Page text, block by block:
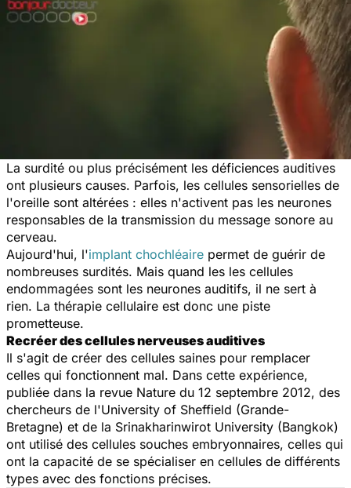
La surdité ou plus précisément les déficiences auditives
ont plusieurs causes. Parfois, les cellules sensorielles de
l'oreille sont altérées : elles n'activent pas les neurones
responsables de la transmission du message sonore au
cerveau.
Aujourd'hui, l'implant chochléaire permet de guérir de
nombreuses surdités. Mais quand les les cellules
endommagées sont les neurones auditifs, il ne sert à
rien. La thérapie cellulaire est donc une piste
prometteuse.
Recréer des cellules nerveuses auditives
Il s'agit de créer des cellules saines pour remplacer
celles qui fonctionnent mal. Dans cette expérience,
publiée dans la revue Nature du 12 septembre 2012, des
chercheurs de l'University of Sheffield (Grande-
Bretagne) et de la Srinakharinwirot University (Bangkok)
ont utilisé des cellules souches embryonnaires, celles qui
ont la capacité de se spécialiser en cellules de différents
types avec des fonctions précises.